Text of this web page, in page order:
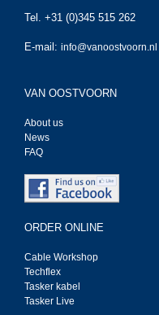
Tel. +31 (0)345 515 262
E-mail: info@vanoostvoorn.nl
VAN OOSTVOORN
About us
News
FAQ
ORDER ONLINE
Cable Workshop
Techflex
Tasker kabel
Tasker Live